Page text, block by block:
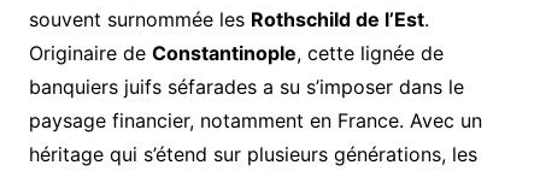
souvent surnommée les Rothschild de l’Est.
Originaire de Constantinople, cette lignée de
banquiers juifs séfarades a su s’imposer dans le
paysage financier, notamment en France. Avec un
héritage qui s’étend sur plusieurs générations, les